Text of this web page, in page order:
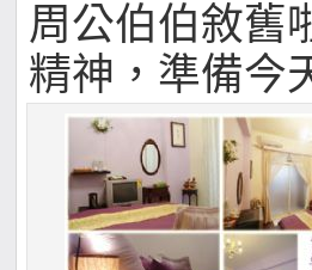
周公伯伯敘舊
精神，準備今